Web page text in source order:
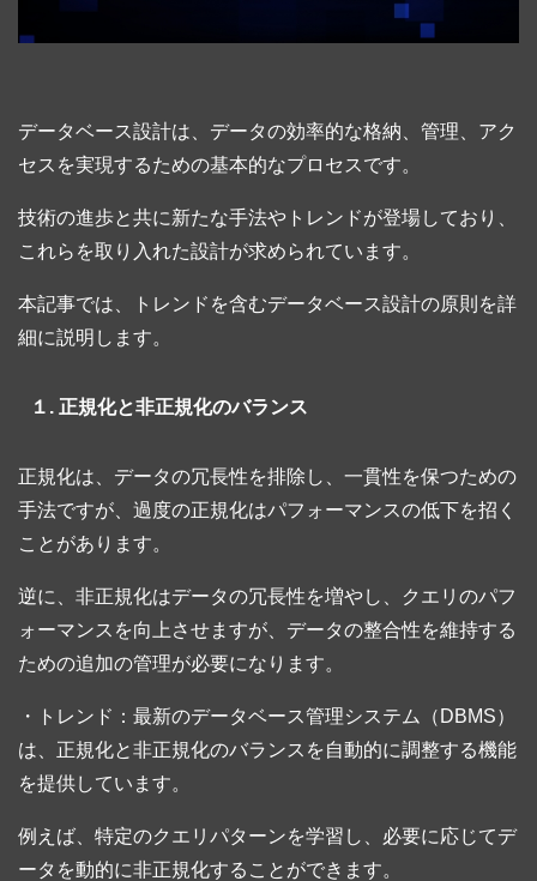
データベース設計は、データの効率的な格納、管理、アク
セスを実現するための基本的なプロセスです。
技術の進歩と共に新たな手法やトレンドが登場しており、
これらを取り入れた設計が求められています。
本記事では、トレンドを含むデータベース設計の原則を詳
細に説明します。
１. 正規化と非正規化のバランス
正規化は、データの冗長性を排除し、一貫性を保つための
手法ですが、過度の正規化はパフォーマンスの低下を招く
ことがあります。
逆に、非正規化はデータの冗長性を増やし、クエリのパフ
ォーマンスを向上させますが、データの整合性を維持する
ための追加の管理が必要になります。
・トレンド：最新のデータベース管理システム（DBMS）
は、正規化と非正規化のバランスを自動的に調整する機能
を提供しています。
例えば、特定のクエリパターンを学習し、必要に応じてデ
ータを動的に非正規化することができます。